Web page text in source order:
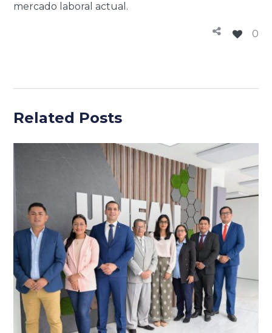
mercado laboral actual.
0
Related Posts